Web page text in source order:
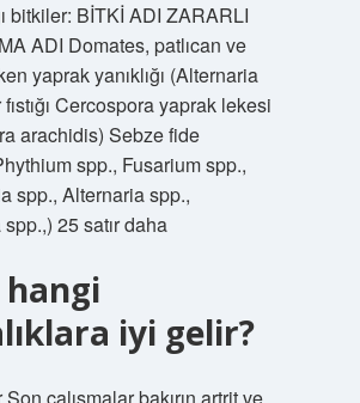
bitkiler: BİTKİ ADI ZARARLI
ADI Domates, patlıcan ve
yaprak yanıklığı (Alternaria
Cercospora yaprak lekesi
arachidis) Sebze fide
spp., Fusarium spp.,
spp., Alternaria spp.,
25 satır daha
hangi
iyi gelir?